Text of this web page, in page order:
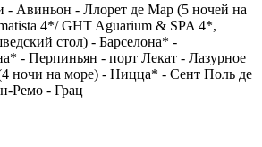
- Авиньон - Ллорет де Мар (5 ночей на
4*/ GHT Aguarium & SPA 4*,
стол) - Барселона* -
- Перпиньян - порт Лекат - Лазурное
ночи на море) - Ницца* - Сент Поль де
Ремо - Грац